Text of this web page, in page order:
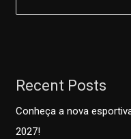
Recent Posts
Conheça a nova
2027!